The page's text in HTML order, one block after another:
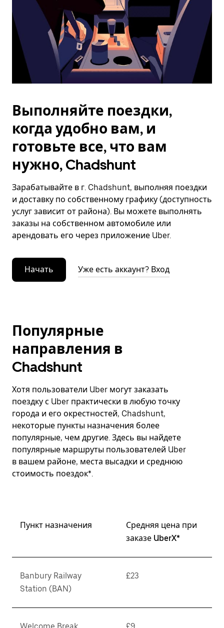
Выполняйте поездки,
когда удобно вам, и
готовьте все, что вам
нужно, Chadshunt
Зарабатывайте в г. Chadshunt, выполняя поездки
и доставку по собственному графику (доступность
услуг зависит от района). Вы можете выполнять
заказы на собственном автомобиле или
арендовать его через приложение Uber.
Начать Уже есть аккаунт? Вход
Популярные
направления в
Chadshunt
Хотя пользователи Uber могут заказать
поездку с Uber практически в любую точку
города и его окрестностей, Chadshunt,
некоторые пункты назначения более
популярные, чем другие. Здесь вы найдете
популярные маршруты пользователей Uber
в вашем районе, места высадки и среднюю
стоимость поездок*.
Пункт назначения
Средняя цена при
заказе UberX*
Banbury Railway
Station (BAN)
£23